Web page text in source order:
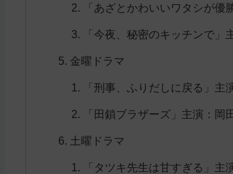
「あざとかわいいワタシが
「今夜、秘密のキッチンで
金曜ドラマ
「刑事、ふりだしに戻る」
「田鎖ブラザーズ」主演：
土曜ドラマ
「タツキ先生は甘すぎる」